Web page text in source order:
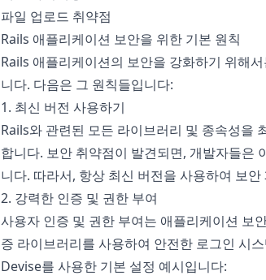
파일 업로드 취약점
Rails 애플리케이션 보안을 위한 기본 원칙
Rails 애플리케이션의 보안을 강화하기 위해
니다. 다음은 그 원칙들입니다:
1. 최신 버전 사용하기
Rails와 관련된 모든 라이브러리 및 종속성을
합니다. 보안 취약점이 발견되면, 개발자들은
니다. 따라서, 항상 최신 버전을 사용하여 보
2. 강력한 인증 및 권한 부여
사용자 인증 및 권한 부여는 애플리케이션 보
증 라이브러리를 사용하여 안전한 로그인 시
Devise를 사용한 기본 설정 예시입니다: